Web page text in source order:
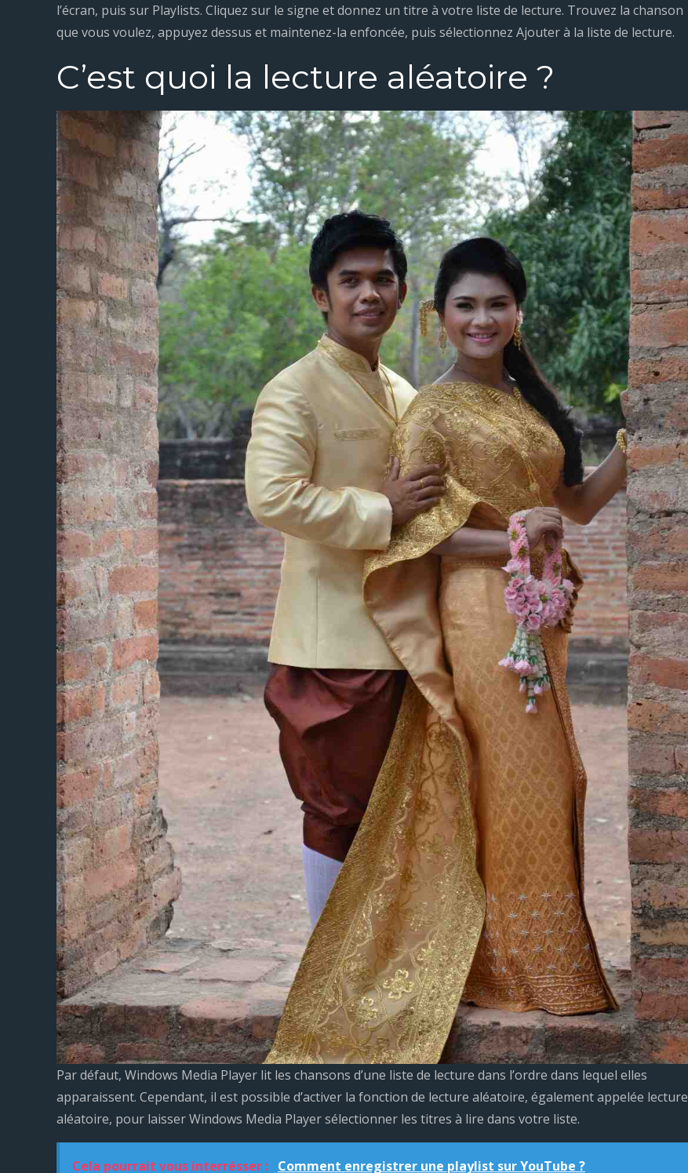
l’écran, puis sur Playlists. Cliquez sur le signe et donnez un titre à votre liste de lecture. Trouvez la chanson
que vous voulez, appuyez dessus et maintenez-la enfoncée, puis sélectionnez Ajouter à la liste de lecture.
C’est quoi la lecture aléatoire ?
Par défaut, Windows Media Player lit les chansons d’une liste de lecture dans l’ordre dans lequel elles
apparaissent. Cependant, il est possible d’activer la fonction de lecture aléatoire, également appelée lecture
aléatoire, pour laisser Windows Media Player sélectionner les titres à lire dans votre liste.
Cela pourrait vous interrésser : Comment enregistrer une playlist sur YouTube ?